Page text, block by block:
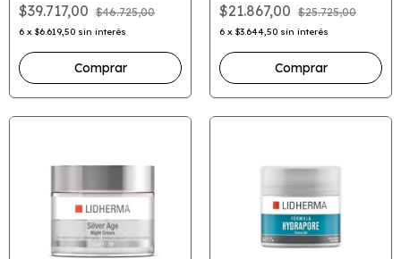
$39.717,00 $46.725,00
6 x $6.619,50 sin interés
$21.867,00 $25.725,00
6 x $3.644,50 sin interés